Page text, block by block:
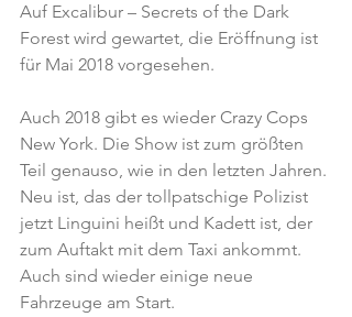
Auf Excalibur – Secrets of the Dark
Forest wird gewartet, die Eröffnung ist
für Mai 2018 vorgesehen.
Auch 2018 gibt es wieder Crazy Cops
New York. Die Show ist zum größten
Teil genauso, wie in den letzten Jahren.
Neu ist, das der tollpatschige Polizist
jetzt Linguini heißt und Kadett ist, der
zum Auftakt mit dem Taxi ankommt.
Auch sind wieder einige neue
Fahrzeuge am Start.